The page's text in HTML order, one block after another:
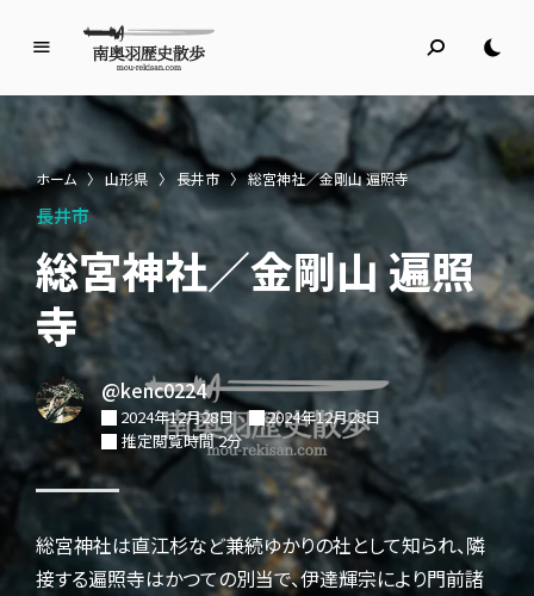
奥
羽
歴
史
散
歩
名所旧跡と館めぐり
ホーム 〉 山形県 〉 長井市 〉 総宮神社／金剛山 遍照寺
長井市
総宮神社／金剛山 遍照
寺
@kenc0224
2024年12月28日
2024年12月28日
推定閲覧時間 2分
総宮神社は直江杉など兼続ゆかりの社として知られ、隣
接する遍照寺はかつての別当で、伊達輝宗により門前諸